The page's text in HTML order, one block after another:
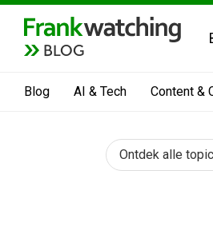
BLOG
Blog AI & Tech Content &
Ontdek alle